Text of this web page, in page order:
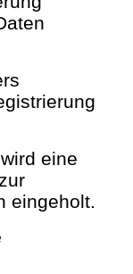
eine
eingeholt.